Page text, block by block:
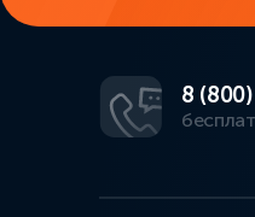
8